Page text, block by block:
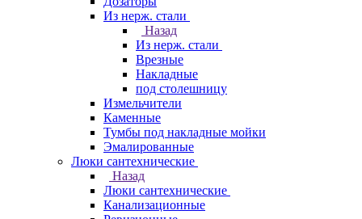
Из нерж. стали
Назад
Из нерж. стали
Врезные
Накладные
под столешницу
Измельчители
Каменные
Тумбы под накладные мойки
Эмалированные
Люки сантехнические
Назад
Люки сантехнические
Канализационные